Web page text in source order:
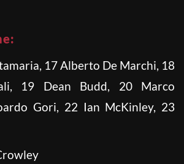
17 Alberto De Marchi, 18
19 Dean Budd, 20 Marco
Gori, 22 Ian McKinley, 23